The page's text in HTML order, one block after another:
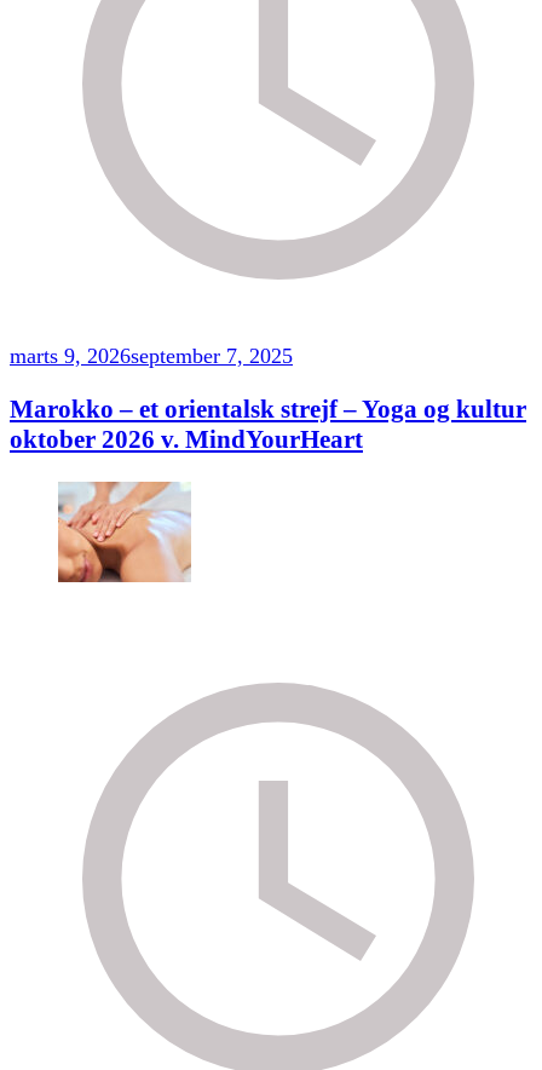
marts 9, 2026september 7, 2025
Marokko – et orientalsk strejf – Yoga og kultur
oktober 2026 v. MindYourHeart